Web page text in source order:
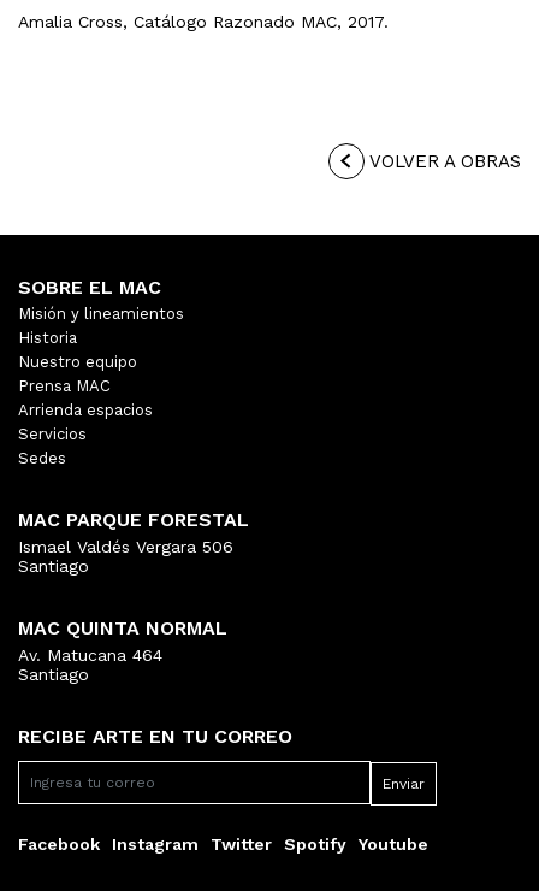
Amalia Cross, Catálogo Razonado MAC, 2017.
VOLVER A OBRAS
RECIBE ARTE EN TU CORREO
Facebook Instagram Twitter Spotify Youtube
SOBRE EL MAC
Misión y lineamientos
Historia
Nuestro equipo
Prensa MAC
Arrienda espacios
Servicios
Sedes
MAC PARQUE FORESTAL
Ismael Valdés Vergara 506
Santiago
MAC QUINTA NORMAL
Av. Matucana 464
Santiago